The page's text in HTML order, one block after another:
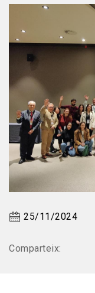
25/11/2024
Comparteix: